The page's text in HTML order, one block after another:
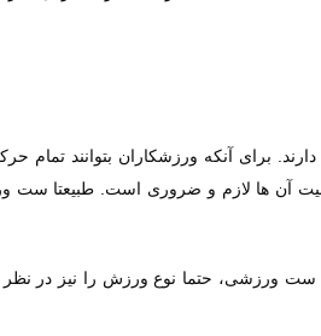
برای آنکه ورزشکاران بتوانند تمام
آن ها لازم و ضروری است. طبیعتا ست
حتما نوع ورزش را نیز در نظر